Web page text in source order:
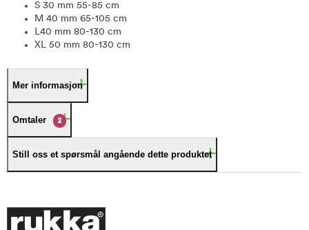
S 30 mm 55-85 cm
M 40 mm 65-105 cm
L40 mm 80-130 cm
XL 50 mm 80-130 cm
Mer informasjon
Omtaler 2
Still oss et spørsmål angående dette produktet